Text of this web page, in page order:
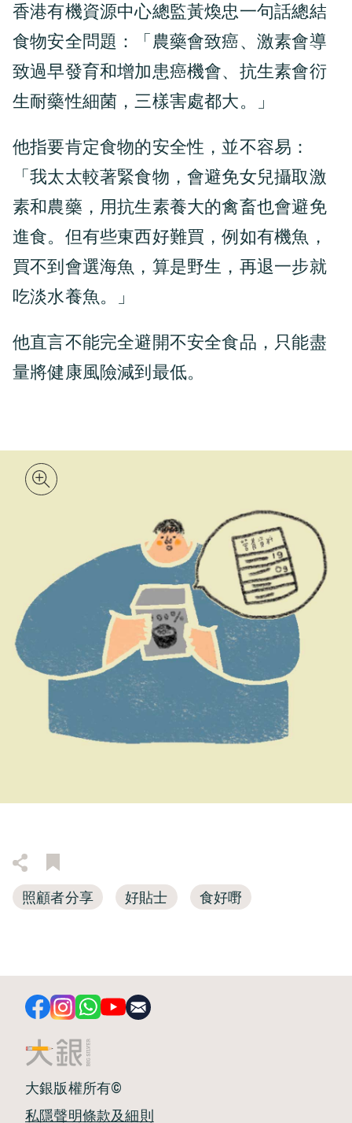
香港有機資源中心總監黃煥忠一句話總結
食物安全問題：「農藥會致癌、激素會導
致過早發育和增加患癌機會、抗生素會衍
生耐藥性細菌，三樣害處都大。」
他指要肯定食物的安全性，並不容易：
「我太太較著緊食物，會避免女兒攝取激
素和農藥，用抗生素養大的禽畜也會避免
進食。但有些東西好難買，例如有機魚，
買不到會選海魚，算是野生，再退一步就
吃淡水養魚。」
他直言不能完全避開不安全食品，只能盡
量將健康風險減到最低。
照顧者分享 好貼士 食好嘢
大銀版權所有©
私隱聲明條款及細則